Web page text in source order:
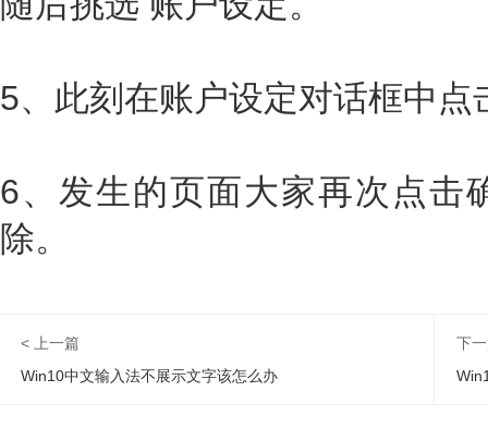
5、此刻在账户设定对话框中
6、发生的页面大家再次点击
除。
< 上一篇
Win10中文输入法不展示文字该怎么办
下